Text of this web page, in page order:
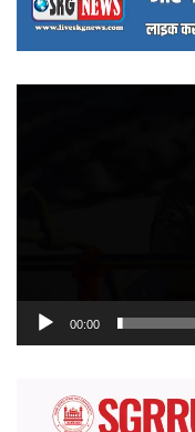
00:00